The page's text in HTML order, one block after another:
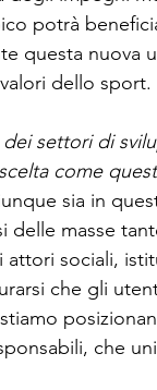
potrà
questa nuova
dello sport.
settori di
come
sia in
delle masse
sociali,
che gli
che